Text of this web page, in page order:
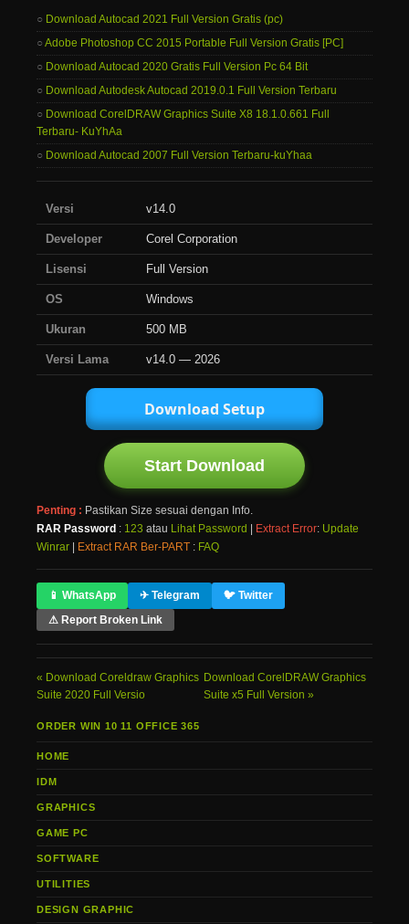
Download Autocad 2021 Full Version Gratis (pc)
Adobe Photoshop CC 2015 Portable Full Version Gratis [PC]
Download Autocad 2020 Gratis Full Version Pc 64 Bit
Download Autodesk Autocad 2019.0.1 Full Version Terbaru
Download CorelDRAW Graphics Suite X8 18.1.0.661 Full
Terbaru- KuYhAa
Download Autocad 2007 Full Version Terbaru-kuYhaa
Versi v14.0
Developer Corel Corporation
Lisensi Full Version
OS Windows
Ukuran 500 MB
Versi Lama v14.0 — 2026
Download Setup
Start Download
Penting : Pastikan Size sesuai dengan Info.
RAR Password : 123 atau Lihat Password Extract Error: Update
Winrar
Extract RAR Ber-PART : FAQ
📱 WhatsApp ✈ Telegram
🐦 Twitter
⚠ Report Broken Link
Download Coreldraw Graphics
Suite 2020 Full Versio
Download CorelDRAW Graphics
Suite x5 Full Version
ORDER WIN 10 11 OFFICE 365
HOME
IDM
GRAPHICS
GAME PC
SOFTWARE
UTILITIES
DESIGN GRAPHIC